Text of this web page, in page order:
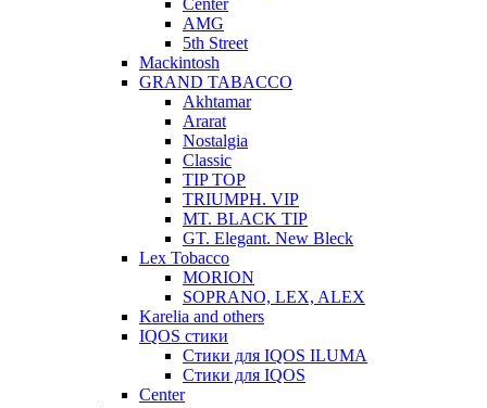
Center
AMG
5th Street
Mackintosh
GRAND TABACCO
Akhtamar
Ararat
Nostalgia
Classic
TIP TOP
TRIUMPH. VIP
MT. BLACK TIP
GT. Elegant. New Bleck
Lex Tobacco
MORION
SOPRANO, LEX, ALEX
Karelia and others
IQOS стики
Стики для IQOS ILUMA
Стики для IQOS
Сenter